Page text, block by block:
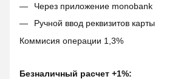
Через приложение monobank
Ручной ввод реквизитов карты
Коммисия операции 1,3%
Безналичный расчет +1%: